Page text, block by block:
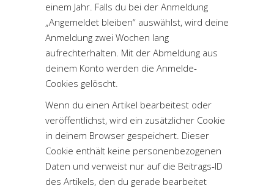
einem Jahr. Falls du bei der Anmeldung
„Angemeldet bleiben“ auswählst, wird deine
Anmeldung zwei Wochen lang
aufrechterhalten. Mit der Abmeldung aus
deinem Konto werden die Anmelde-
Cookies gelöscht.
Wenn du einen Artikel bearbeitest oder
veröffentlichst, wird ein zusätzlicher Cookie
in deinem Browser gespeichert. Dieser
Cookie enthält keine personenbezogenen
Daten und verweist nur auf die Beitrags-ID
des Artikels, den du gerade bearbeitet